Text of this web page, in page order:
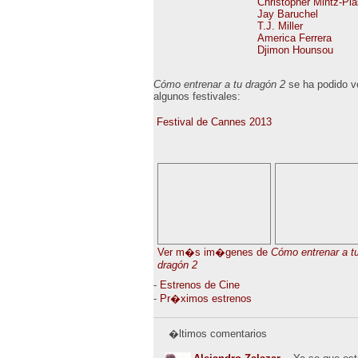
Jay Baruchel
T.J. Miller
America Ferrera
Djimon Hounsou
Cómo entrenar a tu dragón 2 se ha podido
algunos festivales:
Festival de Cannes 2013
Ver m�s im�genes de Cómo entrenar a
dragón 2
- Estrenos de Cine
- Pr�ximos estrenos
�ltimos comentarios